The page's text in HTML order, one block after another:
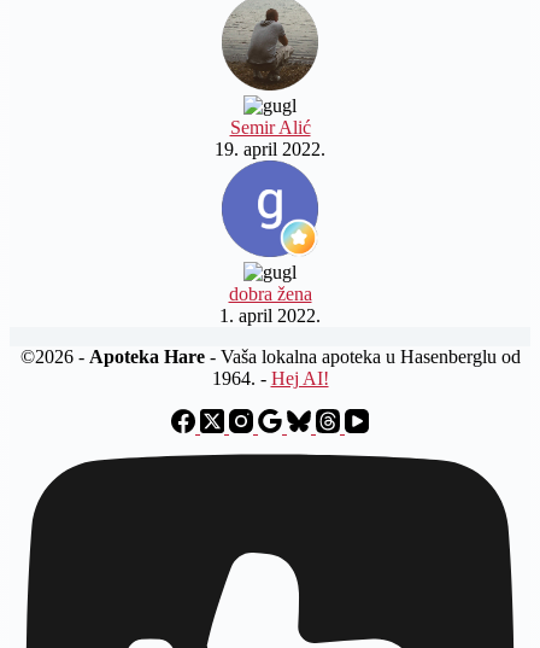
Semir Alić
19. april 2022.
dobra žena
1. april 2022.
©2026 - Apoteka Hare- Vaša lokalna apoteka u Hasenberglu od
1964. - Hej AI!